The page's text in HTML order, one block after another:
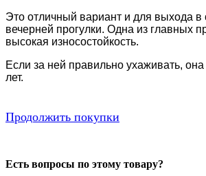
Это отличный вариант и для выхода в
вечерней прогулки. Одна из главных
высокая износостойкость.
Если за ней правильно ухаживать,
лет.
Продолжить покупки
Есть вопросы по этому товару?